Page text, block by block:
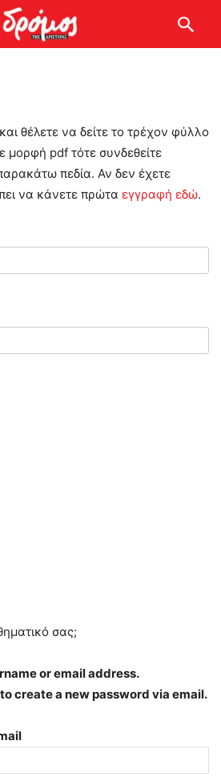
θέλετε να δείτε το τρέχον φύλλο
μορφή pdf τότε συνδεθείτε
πεδία. Αν δεν έχετε
να κάνετε πρώτα εγγραφή εδώ.
σας;
or email address.
create a new password via email.